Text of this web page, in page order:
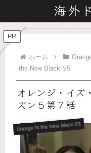
海外
PR
ホーム
the New Black-S5
オレンジ・イ
ズン５第７話
Orange Is the New Black-S5